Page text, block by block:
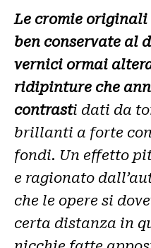
Le cromie
ben conservate al
vernici ormai
ridipinture che
contrasti dati da
brillanti a forte
fondi. Un effetto
e ragionato
che le opere si
certa distanza in